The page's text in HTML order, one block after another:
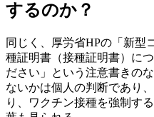
するのか？
同じく、厚労省HPの「新
種証明書（接種証明書）に
ださい」という注意書きの
ないかは個人の判断であり
り、ワクチン接種を強制す